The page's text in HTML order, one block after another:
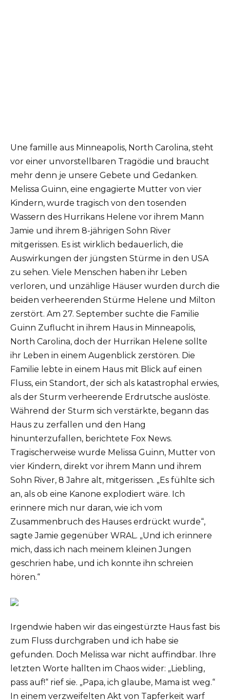
Une famille aus Minneapolis, North Carolina, steht
vor einer unvorstellbaren Tragödie und braucht
mehr denn je unsere Gebete und Gedanken.
Melissa Guinn, eine engagierte Mutter von vier
Kindern, wurde tragisch von den tosenden
Wassern des Hurrikans Helene vor ihrem Mann
Jamie und ihrem 8-jährigen Sohn River
mitgerissen. Es ist wirklich bedauerlich, die
Auswirkungen der jüngsten Stürme in den USA
zu sehen. Viele Menschen haben ihr Leben
verloren, und unzählige Häuser wurden durch die
beiden verheerenden Stürme Helene und Milton
zerstört. Am 27. September suchte die Familie
Guinn Zuflucht in ihrem Haus in Minneapolis,
North Carolina, doch der Hurrikan Helene sollte
ihr Leben in einem Augenblick zerstören. Die
Familie lebte in einem Haus mit Blick auf einen
Fluss, ein Standort, der sich als katastrophal erwies,
als der Sturm verheerende Erdrutsche auslöste.
Während der Sturm sich verstärkte, begann das
Haus zu zerfallen und den Hang
hinunterzufallen, berichtete Fox News.
Tragischerweise wurde Melissa Guinn, Mutter von
vier Kindern, direkt vor ihrem Mann und ihrem
Sohn River, 8 Jahre alt, mitgerissen. „Es fühlte sich
an, als ob eine Kanone explodiert wäre. Ich
erinnere mich nur daran, wie ich vom
Zusammenbruch des Hauses erdrückt wurde“,
sagte Jamie gegenüber WRAL. „Und ich erinnere
mich, dass ich nach meinem kleinen Jungen
geschrien habe, und ich konnte ihn schreien
hören.“
Irgendwie haben wir das eingestürzte Haus fast bis
zum Fluss durchgraben und ich habe sie
gefunden. Doch Melissa war nicht auffindbar. Ihre
letzten Worte hallten im Chaos wider: „Liebling,
pass auf!“ rief sie. „Papa, ich glaube, Mama ist weg.“
In einem verzweifelten Akt von Tapferkeit warf